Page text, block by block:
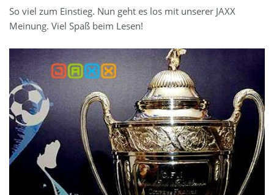
So viel zum Einstieg. Nun geht es los mit unserer JAXX
Meinung. Viel Spaß beim Lesen!